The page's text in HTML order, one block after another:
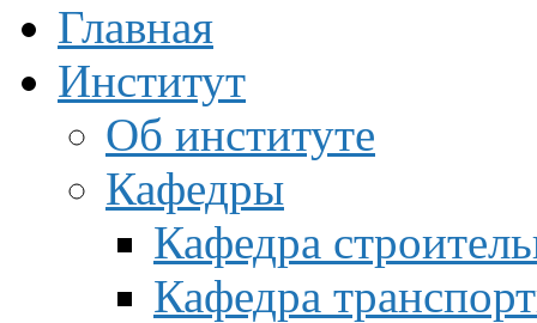
Главная
Институт
Об институте
Кафедры
Кафедра
Кафедра